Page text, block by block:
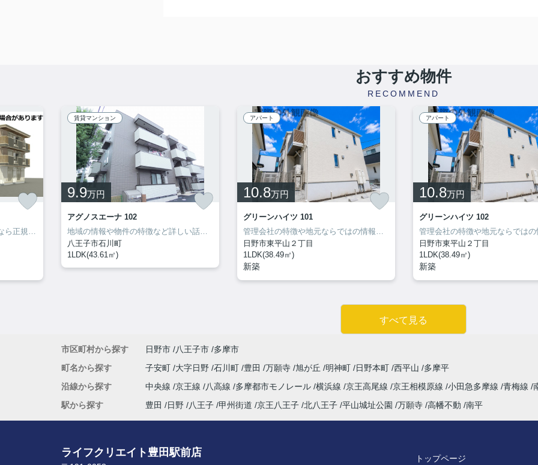
おすすめ物件
RECOMMEND
犬・猫1匹までOK D-roomの事なら正規代理店の当社に！ご来店・お問い合わせをお待ちしてます♪♪
賃貸マンション
9.9万円
アグノスエーナ 102
地域の情報や物件の特徴など詳しい話はやっぱり地元不動産です。
八王子市石川町
1LDK(43.61㎡)
アパート
10.8万円
グリーンハイツ 101
管理会社の特徴や地元ならではの情報も当社ならお伝え出来ます！
日野市東平山２丁目
1LDK(38.49㎡)
新築
アパート
10.8万円
グリーンハイツ 102
日野市東平山２丁目
1LDK(38.49㎡)
新築
すべて見る
市区町村から探す 日野市 八王子市 多摩市
町名から探す
子安町 大字日野 石川町 豊田 万願寺 旭が丘 明神町 日野本町 西平山
多摩平
沿線から探す
中央線 京王線 八高線 多摩都市モノレール 横浜線 京王高尾線 京王相模原線 小田急多摩線 青梅線
駅から探す
豊田 日野 八王子 甲州街道 京王八王子 北八王子 平山城址公園 万願寺 高幡不動 南平
ライフクリエイト豊田駅前店 トップページ